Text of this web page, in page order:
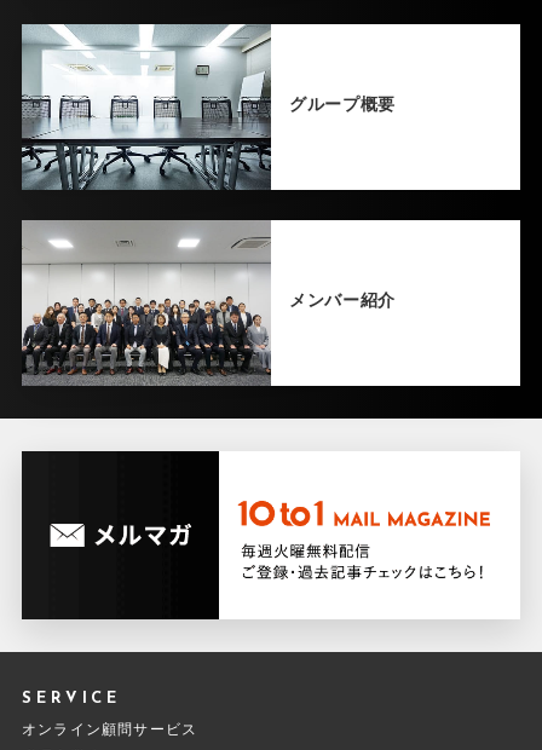
グループ概要
メンバー紹介
SERVICE
オンライン顧問サービス